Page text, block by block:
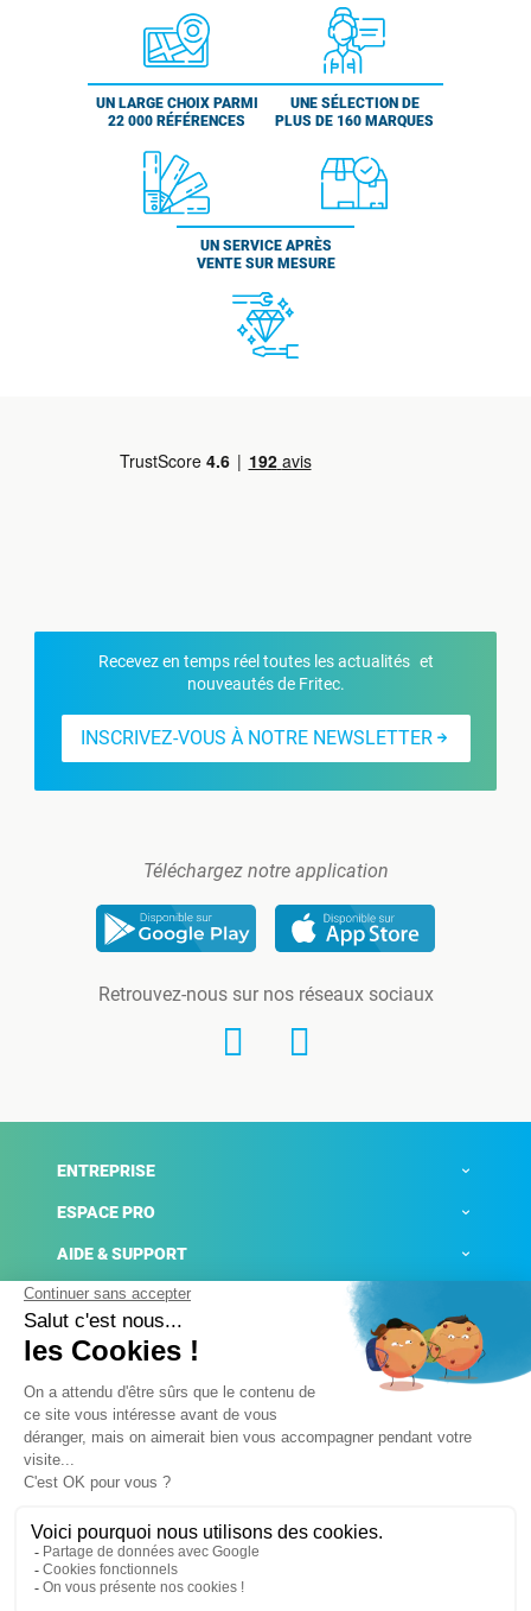
UN LARGE CHOIX PARMI
22 000 RÉFÉRENCES
UNE SÉLECTION DE
PLUS DE 160 MARQUES
UN SERVICE APRÈS
VENTE SUR MESURE
Recevez en temps réel toutes les actualités et
nouveautés de Fritec.
INSCRIVEZ-VOUS À NOTRE NEWSLETTER
Téléchargez notre application
Retrouvez-nous sur nos réseaux sociaux
ENTREPRISE
ESPACE PRO
AIDE & SUPPORT
ACTUALITÉS
Mentions légales
Conditions générales de ventes
Plateforme de signalement